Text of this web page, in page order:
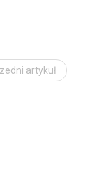
artykuł